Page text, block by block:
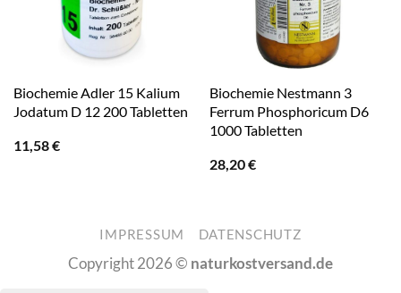
Biochemie Adler 15 Kalium
Jodatum D 12 200 Tabletten
11,58€
Biochemie Nestmann 3
Ferrum Phosphoricum D6
1000 Tabletten
28,20€
IMPRESSUM DATENSCHUTZ
Copyright 2026 © naturkostversand.de